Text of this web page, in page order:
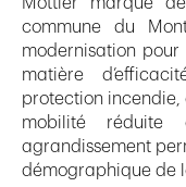
commune du
modernisation
matière
protection incendie,
mobilité
agrandissement
démographique de